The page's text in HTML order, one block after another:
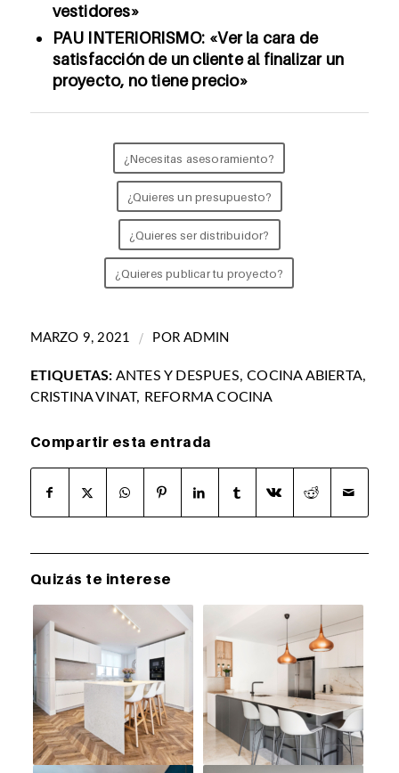
vestidores»
PAU INTERIORISMO: «Ver la cara de
satisfacción de un cliente al finalizar un
proyecto, no tiene precio»
¿Necesitas asesoramiento?
¿Quieres un presupuesto?
¿Quieres ser distribuidor?
¿Quieres publicar tu proyecto?
MARZO 9, 2021 / PORADMIN
ETIQUETAS: ANTES Y DESPUES,COCINA ABIERTA,
CRISTINA VINAT, REFORMA COCINA
Compartir esta entrada
Quizás te interese